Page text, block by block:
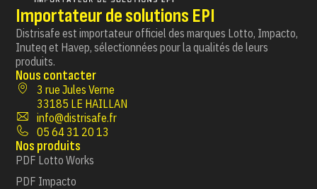
Importateur de solutions EPI
Distrisafe est importateur officiel des marques Lotto, Impacto,
Inuteq et Havep, sélectionnées pour la qualités de leurs
produits.
Nous contacter
3 rue Jules Verne
33185 LE HAILLAN
info@distrisafe.fr
05 64 31 20 13
Nos produits
PDF Lotto Works
PDF Impacto